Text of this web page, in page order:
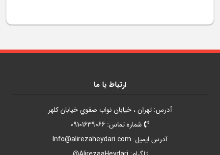
ارتباط با ما
آدرس: تهران ، خيابان نواب صفوي خيابان کلهر
شماره تماس: 09101639066
آدرس ايميل: Info@alirezaheydari.com